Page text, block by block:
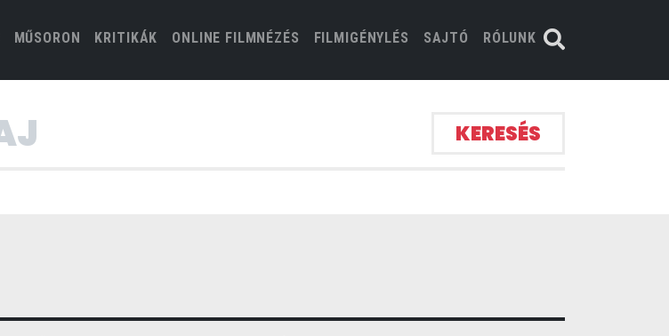
MŰSORON KRITIKÁK ONLINE FILMNÉZÉS FILMIGÉNYLÉS SAJTÓ RÓLUNK
KERESÉS